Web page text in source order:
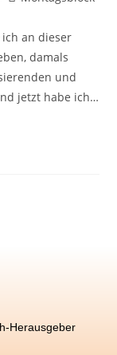
an dieser
damals
und
jetzt habe ich…
Herausgeber